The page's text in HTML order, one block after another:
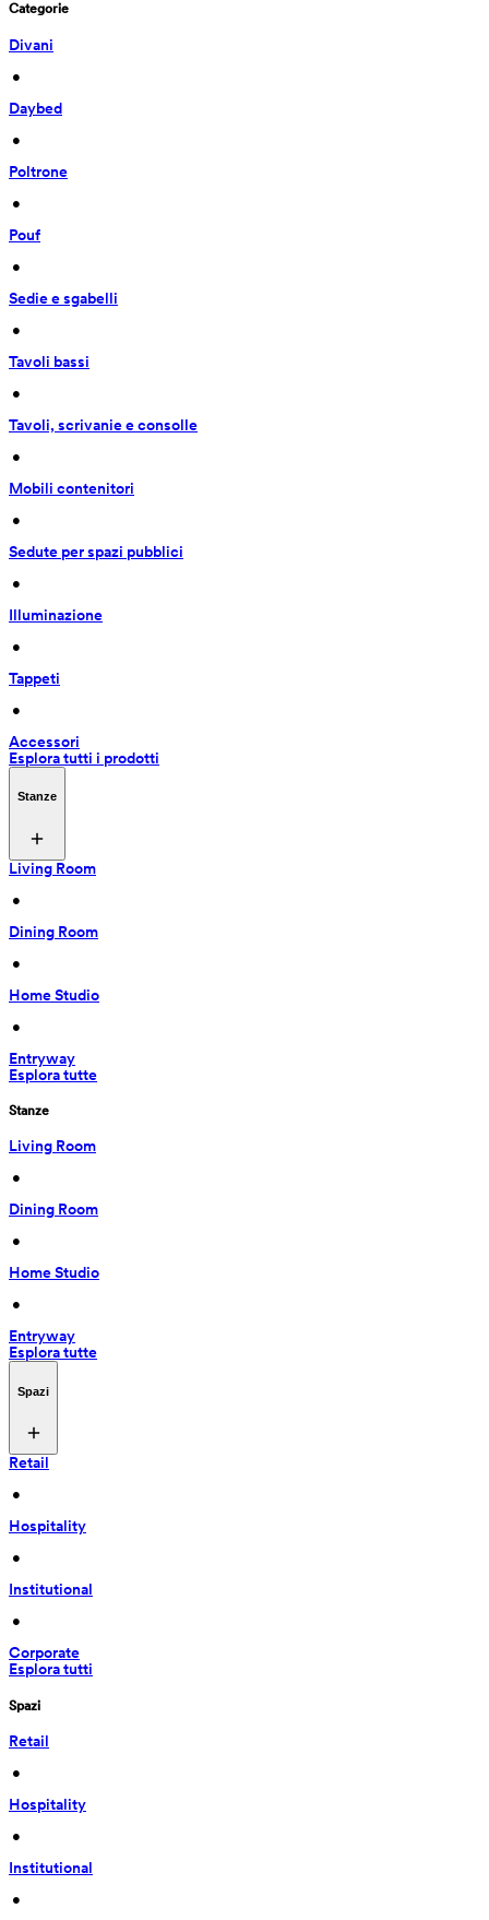
Categorie
Divani
•
Daybed
•
Poltrone
•
Pouf
•
Sedie e sgabelli
•
Tavoli bassi
•
Tavoli, scrivanie e consolle
•
Mobili contenitori
•
Sedute per spazi pubblici
•
Illuminazione
•
Tappeti
•
Accessori
Esplora tutti i prodotti
Stanze
Living Room
•
Dining Room
•
Home Studio
•
Entryway
Esplora tutte
Stanze
Living Room
•
Dining Room
•
Home Studio
•
Entryway
Esplora tutte
Spazi
Retail
•
Hospitality
•
Institutional
•
Corporate
Esplora tutti
Spazi
Retail
•
Hospitality
•
Institutional
•